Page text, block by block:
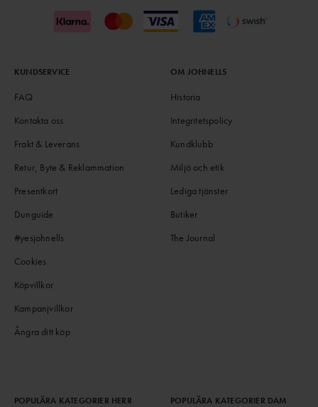
KUNDSERVICE
FAQ
Kontakta oss
Frakt & Leverans
Retur, Byte & Reklammation
Presentkort
Dunguide
#yesjohnells
Cookies
Köpvillkor
Kampanjvillkor
Ångra ditt köp
OM JOHNELLS
Historia
Integritetspolicy
Kundklubb
Miljö och etik
Lediga tjänster
Butiker
The Journal
POPULÄRA KATEGORIER HERR POPULÄRA KATEGORIER DAM